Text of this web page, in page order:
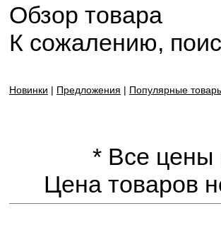
Обзор товара
К сожалению,
Новинки | Предложения | Популярные
* Все цены
Цена товаров